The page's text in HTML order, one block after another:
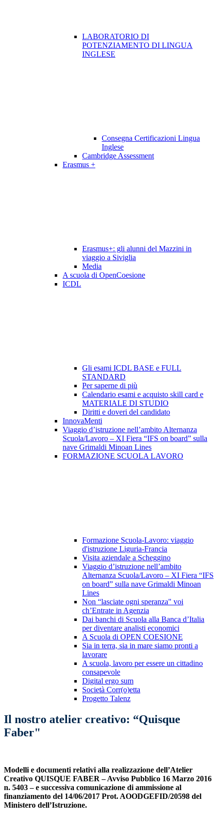
LABORATORIO DI
POTENZIAMENTO DI LINGUA
INGLESE
Consegna Certificazioni Lingua
Inglese
Cambridge Assessment
Erasmus +
Erasmus+: gli alunni del Mazzini in
viaggio a Siviglia
Media
A scuola di OpenCoesione
ICDL
Gli esami ICDL BASE e FULL
STANDARD
Per saperne di più
Calendario esami e acquisto skill card e
MATERIALE DI STUDIO
Diritti e doveri del candidato
InnovaMenti
Viaggio d’istruzione nell’ambito Alternanza
Scuola/Lavoro – XI Fiera “IFS on board” sulla
nave Grimaldi Minoan Lines
FORMAZIONE SCUOLA LAVORO
Formazione Scuola-Lavoro: viaggio
d'istruzione Liguria-Francia
Visita aziendale a Scheggino
Viaggio d’istruzione nell’ambito
Alternanza Scuola/Lavoro – XI Fiera “IFS
on board” sulla nave Grimaldi Minoan
Lines
Non “lasciate ogni speranza" voi
ch’Entrate in Agenzia
Dai banchi di Scuola alla Banca d’Italia
per diventare analisti economici
A Scuola di OPEN COESIONE
Sia in terra, sia in mare siamo pronti a
lavorare
A scuola, lavoro per essere un cittadino
consapevole
Digital ergo sum
Società Corr(o)etta
Progetto Talenz
Il nostro atelier creativo: “Quisque
Faber"
Modelli e documenti relativi alla realizzazione dell’Atelier
Creativo QUISQUE FABER – Avviso Pubblico 16 Marzo 2016
n. 5403 – e successiva comunicazione di ammissione al
finanziamento del 14/06/2017 Prot. AOODGEFID/20598 del
Ministero dell’Istruzione.